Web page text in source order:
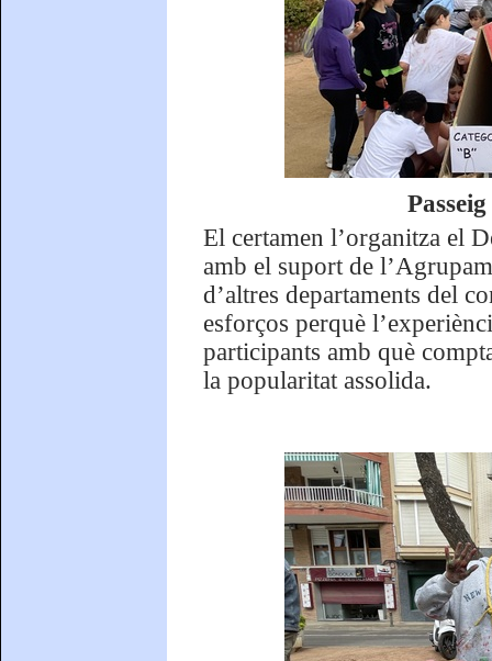
El certamen l’organitza el
amb el suport de
d’altres departaments del
esforços perquè
participants amb què
la popularitat assolida.